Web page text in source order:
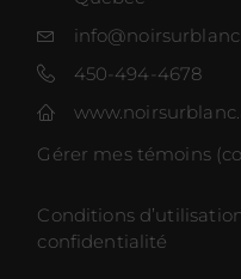
450-494-4678
Gérer mes témoins
Conditions
confidentialité